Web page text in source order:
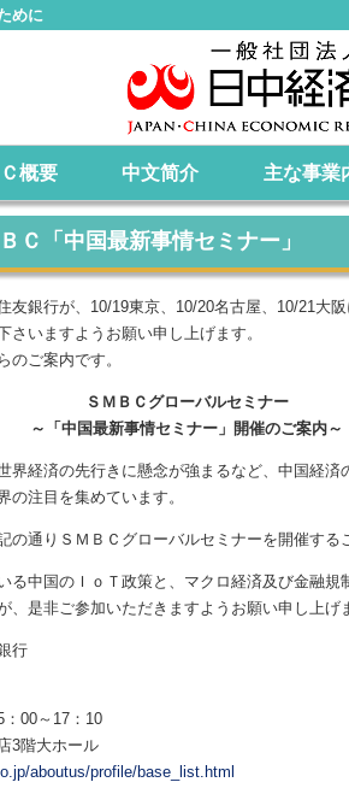
めに
概要 中文简介 主な事業
「中国最新事情セミナー」
友銀行が、10/19東京、10/20名古屋、10/21大
いますようお願い申し上げます。
のご案内です。
ＳＭＢＣグローバルセミナー
～「中国最新事情セミナー」開催のご案内～
経済の先行きに懸念が強まるなど、中国経済
の注目を集めています。
通りＳＭＢＣグローバルセミナーを開催する
中国のＩｏＴ政策と、マクロ経済及び金融規
、是非ご参加いただきますようお願い申し上げ
行
：00～17：10
大ホール
aboutus/profile/base_list.html